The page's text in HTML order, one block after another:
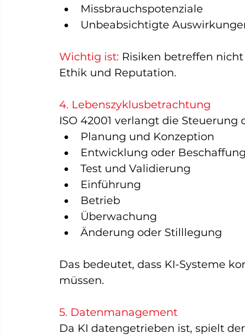
Missbrauchspotenziale
Unbeabsichtigte
Wichtig ist: Risiken betreffen
Ethik und Reputation.
4. Lebenszyklusbetrachtung
ISO 42001 verlangt die Steuerung
Planung und Konzeption
Entwicklung oder Beschaffung
Test und Validierung
Einführung
Betrieb
Überwachung
Änderung oder Stilllegung
Das bedeutet, dass KI-Systeme
müssen.
5. Datenmanagement
Da KI datengetrieben ist, spielt